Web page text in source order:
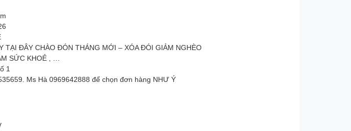
TẠI ĐÂY CHÀO ĐÓN THÁNG MỚI – XÓA ĐÓI GIẢM NGHÈO
SỨC KHOẺ , …
1
Ms Hà 0969642888 để chọn đơn hàng NHƯ Ý